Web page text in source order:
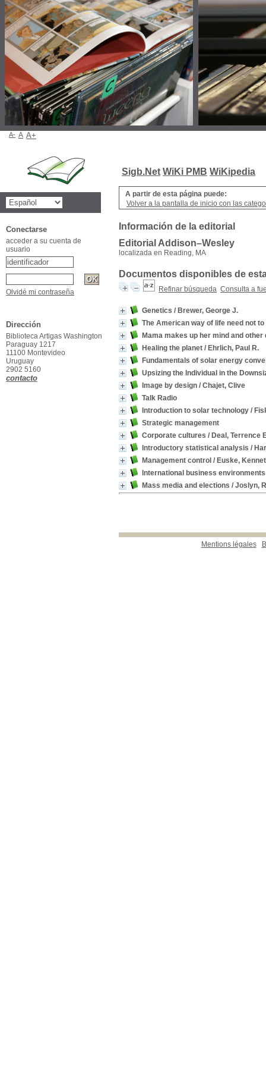
Sigb.Net WiKi PMB WiKipedia
A partir de esta página puede:
Volver a la pantalla de inicio con las
Información de la editorial
Editorial Addison–Wesley
localizada en Reading, MA
Documentos disponibles de
Refinar búsqueda Consulta a
Genetics / Brewer, George J.
The American way of life need not
Mama makes up her mind and
Healing the planet / Ehrlich, Paul R.
Fundamentals of solar energy
Upsizing the Individual in the
Image by design / Chajet, Clive
Talk Radio
Introduction to solar technology /
Strategic management
Corporate cultures / Deal, Terrence
Introductory statistical analysis /
Management control / Euske,
International business
Mass media and elections / Joslyn,
Mentions légales
A- A A+
Conectarse
acceder a su cuenta de
usuario
Olvidé mi contraseña
Dirección
Biblioteca Artigas Washington
Paraguay 1217
11100 Montevideo
Uruguay
2902 5160
contacto